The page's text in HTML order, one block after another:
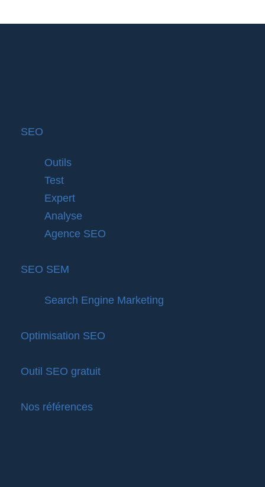
SEO
Outils
Test
Expert
Analyse
Agence SEO
SEO SEM
Search Engine Marketing
Optimisation SEO
Outil SEO gratuit
Nos références